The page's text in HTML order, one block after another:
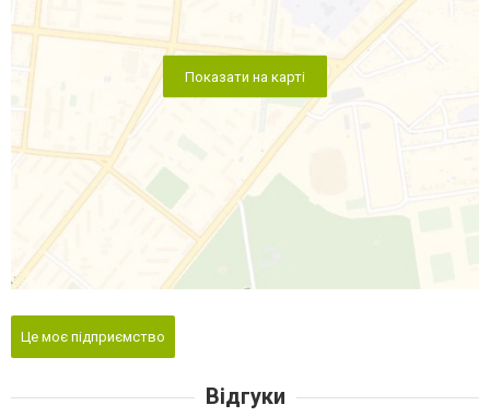
Показати на карті
Це моє підприємство
Відгуки